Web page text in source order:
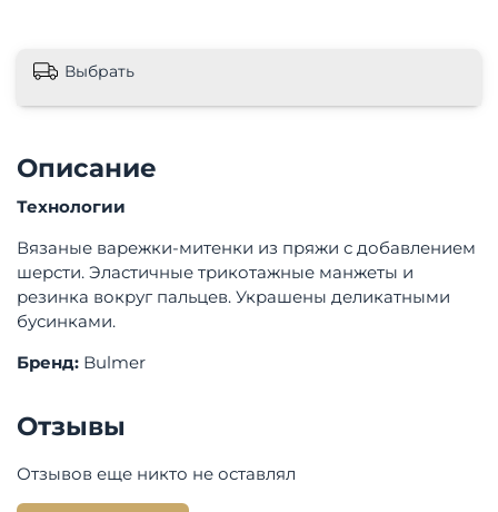
Выбрать
Описание
Технологии
Вязаные варежки-митенки из пряжи с добавлением
шерсти. Эластичные трикотажные манжеты и
резинка вокруг пальцев. Украшены деликатными
бусинками.
Бренд: Bulmer
Отзывы
Отзывов еще никто не оставлял